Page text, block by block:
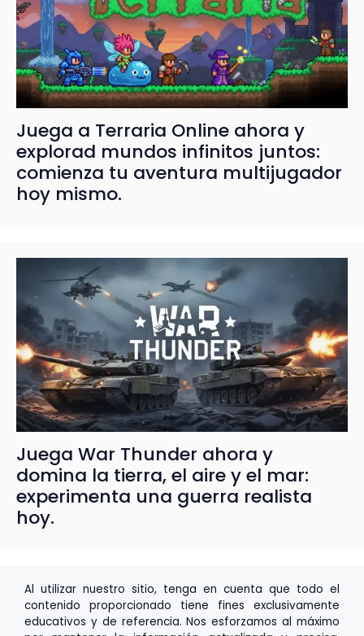
Juega a Terraria Online ahora y
explorad mundos infinitos juntos:
comienza tu aventura multijugador
hoy mismo.
Juega War Thunder ahora y
domina la tierra, el aire y el mar:
experimenta una guerra realista
hoy.
Al utilizar nuestro sitio, tenga en cuenta que todo el
contenido proporcionado tiene fines exclusivamente
educativos y de referencia. Nos esforzamos al máximo